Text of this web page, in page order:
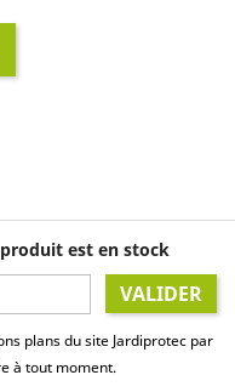
est en stock
VALIDER
plans du site Jardiprotec par
à tout moment.